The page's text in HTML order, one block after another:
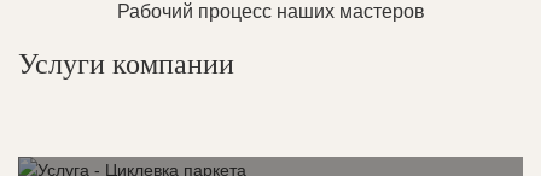
Рабочий процесс наших мастеров
Услуги компании